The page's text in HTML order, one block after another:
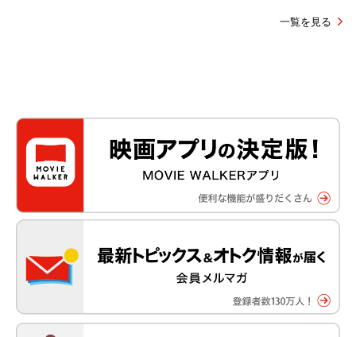
一覧を見る